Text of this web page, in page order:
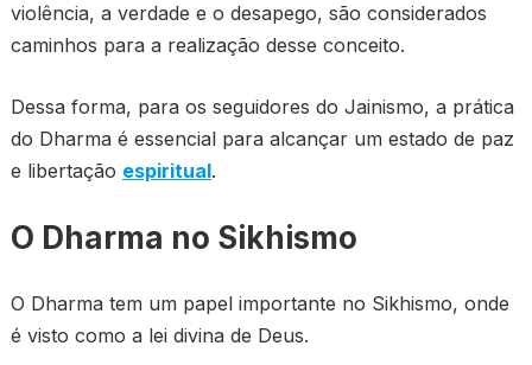
violência, a verdade e o desapego, são considerados
caminhos para a realização desse conceito.
Dessa forma, para os seguidores do Jainismo, a prática
do Dharma é essencial para alcançar um estado de paz
e libertação espiritual.
O Dharma no Sikhismo
O Dharma tem um papel importante no Sikhismo, onde
é visto como a lei divina de Deus.